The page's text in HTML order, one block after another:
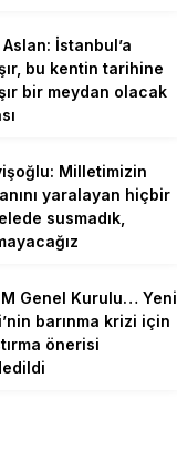
İstanbul’a
bu kentin tarihine
bir meydan olacak
Milletimizin
yaralayan hiçbir
susmadık,
Genel Kurulu… Yeni
barınma krizi için
önerisi